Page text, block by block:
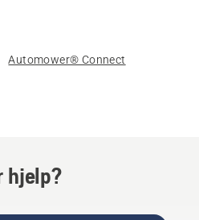
Automower® Connect
hjelp?